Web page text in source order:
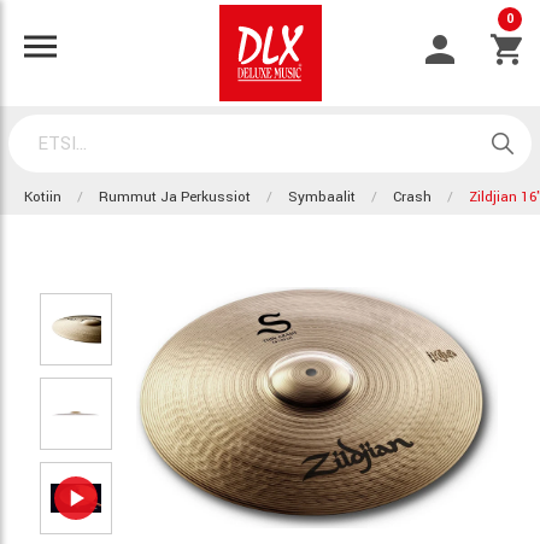
0
Kotiin Rummut Ja Perkussiot Symbaalit Crash Zildjian